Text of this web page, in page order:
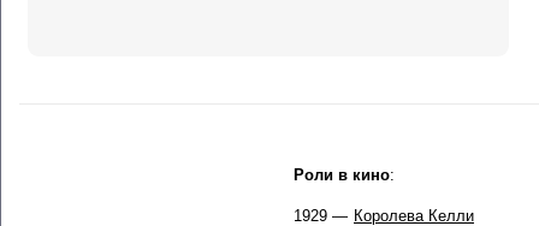
Роли в кино:
1929 — Королева Келли